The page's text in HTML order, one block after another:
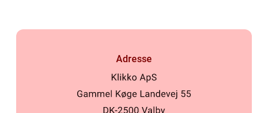
Adresse